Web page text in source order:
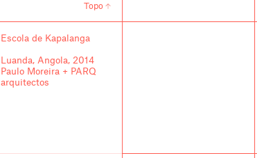
Topo
Escola de Kapalanga
Luanda, Angola, 2014
Paulo Moreira + PARQ
arquitectos